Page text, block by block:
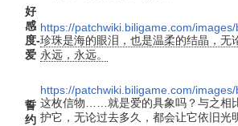
好
感
度-
爱
https://patchwiki.biligame.com/
珍珠是海的眼泪，也是温柔的结晶，
永远，永远。
https://patchwiki.biligame.com/
誓
约
这枚信物……就是爱的具象吗？与之相
护它，无论过去多久，都会让它依旧光